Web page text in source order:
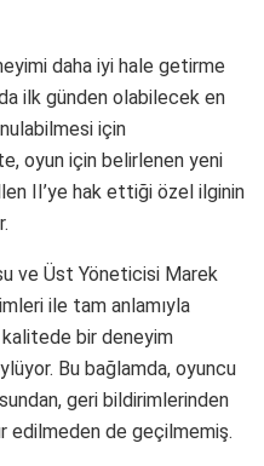
daha iyi hale getirme
ilk günden olabilecek en
için
oyun için belirlenen yeni
II’ye hak ettiği özel ilginin
ve Üst Yöneticisi Marek
ile tam anlamıyla
bir deneyim
Bu bağlamda, oyuncu
geri bildirimlerinden
edilmeden de geçilmemiş.